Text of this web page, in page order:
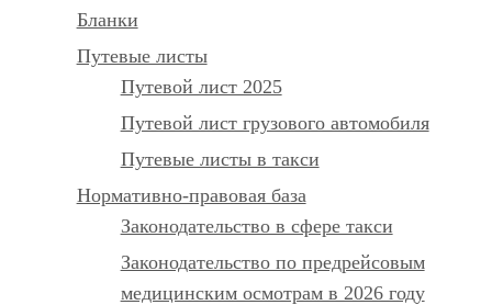
Бланки
Путевые листы
Путевой лист 2025
Путевой лист грузового автомобиля
Путевые листы в такси
Нормативно-правовая база
Законодательство в сфере такси
Законодательство по предрейсовым
медицинским осмотрам в 2026 году